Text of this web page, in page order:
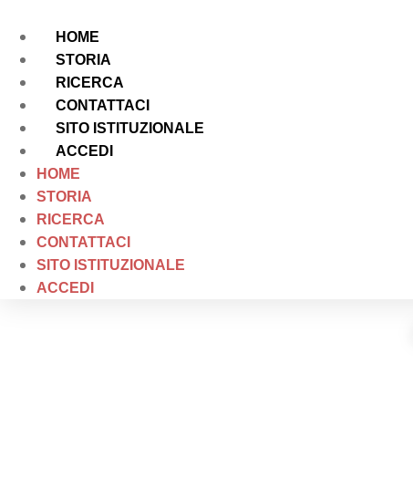
HOME
STORIA
RICERCA
CONTATTACI
SITO ISTITUZIONALE
ACCEDI
HOME
STORIA
RICERCA
CONTATTACI
SITO ISTITUZIONALE
ACCEDI